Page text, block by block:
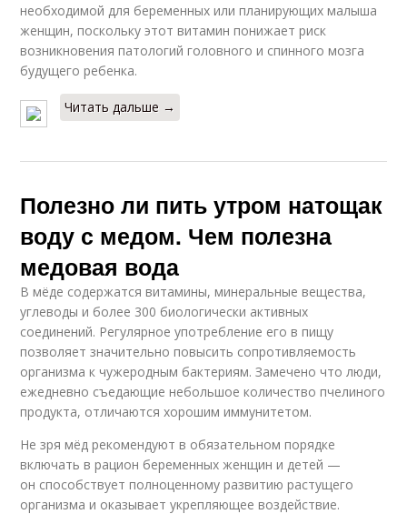
необходимой для беременных или планирующих малыша
женщин, поскольку этот витамин понижает риск
возникновения патологий головного и спинного мозга
будущего ребенка.
Читать дальше →
Полезно ли пить утром натощак
воду с медом. Чем полезна
медовая вода
В мёде содержатся витамины, минеральные вещества,
углеводы и более 300 биологически активных
соединений. Регулярное употребление его в пищу
позволяет значительно повысить сопротивляемость
организма к чужеродным бактериям. Замечено что люди,
ежедневно съедающие небольшое количество пчелиного
продукта, отличаются хорошим иммунитетом.
Не зря мёд рекомендуют в обязательном порядке
включать в рацион беременных женщин и детей —
он способствует полноценному развитию растущего
организма и оказывает укрепляющее воздействие.